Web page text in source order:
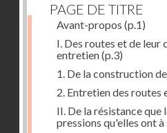
PAGE DE TITRE
Avant-propos (p.1)
I. Des routes et de leur
entretien(p.3)
1. De la construction
2. Entretien des routes
II. De la résistance que
pressions qu'elles ont